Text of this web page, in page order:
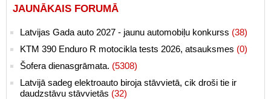
JAUNĀKAIS FORUMĀ
Latvijas Gada auto 2027 - jaunu automobiļu konkurss (38)
KTM 390 Enduro R motocikla tests 2026, atsauksmes (0)
Šofera dienasgrāmata. (5308)
Latvijā sadeg elektroauto biroja stāvvietā, cik droši tie ir
daudzstāvu stāvvietās (32)